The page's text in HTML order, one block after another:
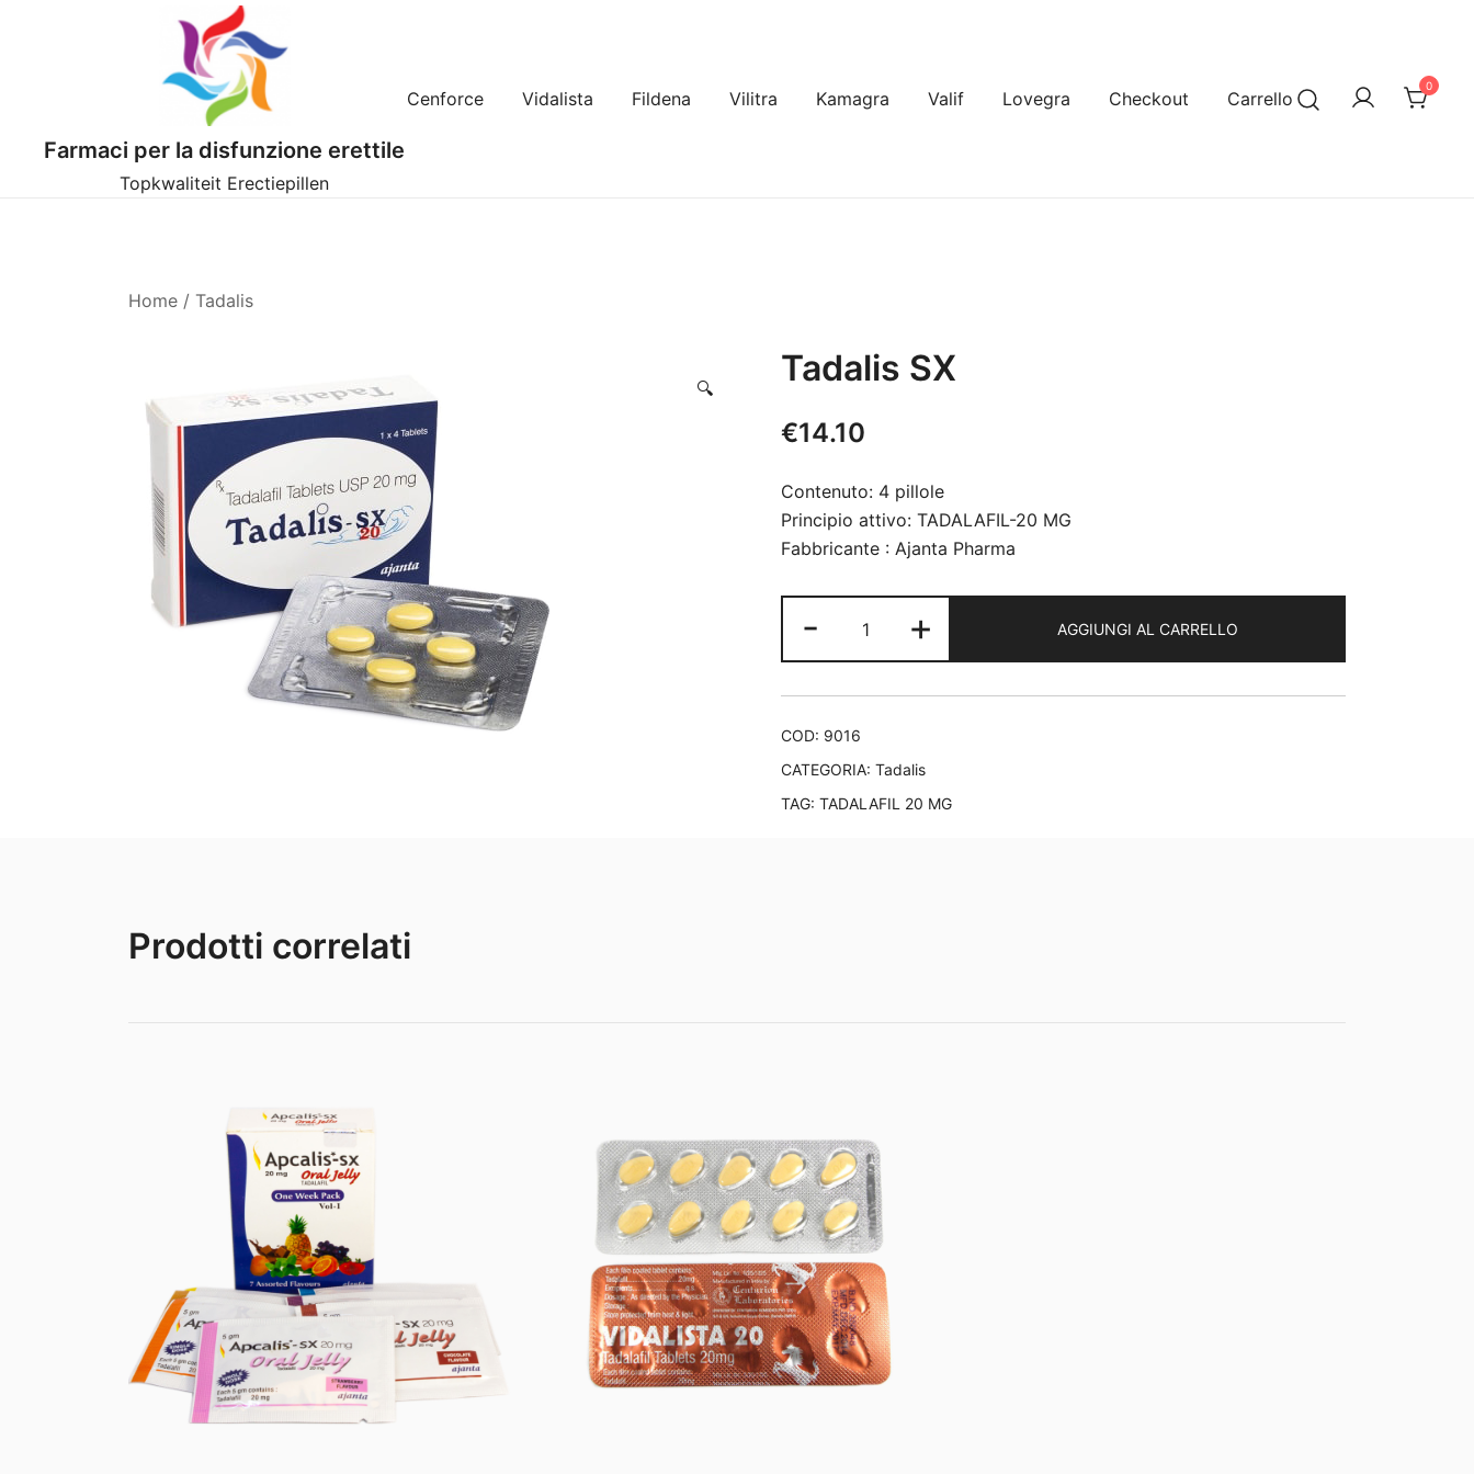
Farmaci per la disfunzione erettile
Topkwaliteit Erectiepillen
Cenforce Vidalista Fildena Vilitra Kamagra Valif Lovegra Checkout Carrello
0
Home / Tadalis
🔍 Tadalis SX
€14.10
Contenuto: 4 pillole
Principio attivo: TADALAFIL-20 MG
Fabbricante : Ajanta Pharma
-
SX
quantità
+ AGGIUNGI AL CARRELLO
COD: 9016
CATEGORIA: Tadalis
TAG: TADALAFIL 20 MG
Prodotti correlati